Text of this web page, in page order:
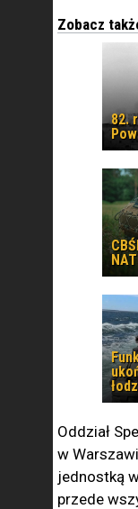
Zobacz
82.
Oddział
w
jednostką
przede